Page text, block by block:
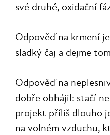
své druhé, oxidační
Odpověď na krmení
sladký čaj a dejme
Odpověď na
dobře obhájil: stačí
projekt příliš dlouho
na volném vzduchu,